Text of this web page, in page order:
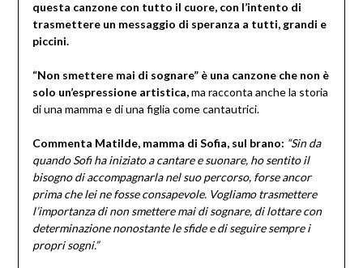
questa canzone con tutto il cuore, con l’intento di
trasmettere un messaggio di speranza a tutti, grandi e
piccini.
“Non smettere mai di sognare” è una canzone che non è
solo un’espressione artistica,ma racconta anche la storia
di una mamma e di una figlia come cantautrici.
Commenta Matilde, mamma di Sofia, sul brano: “Sin da
quando Sofi ha iniziato a cantare e suonare, ho sentito il
bisogno di accompagnarla nel suo percorso, forse ancor
prima che lei ne fosse consapevole. Vogliamo trasmettere
l’importanza di non smettere mai di sognare, di lottare con
determinazione nonostante le sfide e di seguire sempre i
propri sogni.”